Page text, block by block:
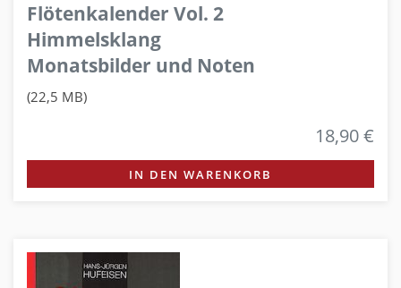
Flötenkalender Vol. 2
Himmelsklang
Monatsbilder und Noten
(22,5 MB)
18,90 €
IN DEN WARENKORB